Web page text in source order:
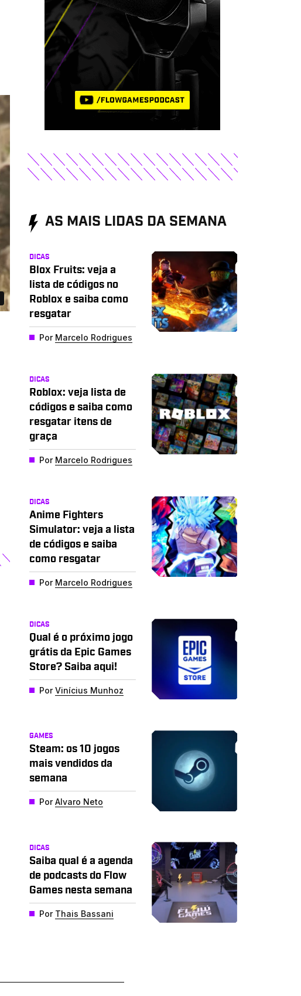
AS MAIS LIDAS DA SEMANA
DICAS
Blox Fruits: veja a
lista de códigos no
Roblox e saiba como
resgatar
Por Marcelo Rodrigues
DICAS
Roblox: veja lista de
códigos e saiba como
resgatar itens de
graça
Por Marcelo Rodrigues
DICAS
Anime Fighters
Simulator: veja a lista
de códigos e saiba
como resgatar
Por Marcelo Rodrigues
DICAS
Qual é o próximo jogo
grátis da Epic Games
Store? Saiba aqui!
PorVinícius Munhoz
GAMES
Steam: os 10 jogos
mais vendidos da
semana
PorAlvaro Neto
DICAS
Saiba qual é a agenda
de podcasts do Flow
Games nesta semana
Por Thais Bassani